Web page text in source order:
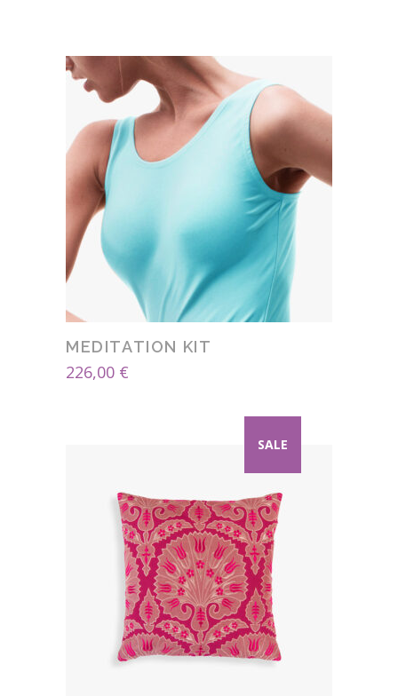
MEDITATION KIT
226,00 €
SALE